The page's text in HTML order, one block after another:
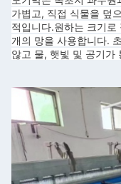
가볍고, 직접 식물을 덮
적입니다.원하는 크기로
개의 망을 사용합니다.
않고 물, 햇빛 및 공기가